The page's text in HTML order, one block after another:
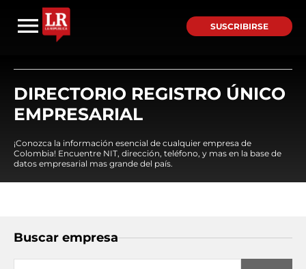
SUSCRIBIRSE
DIRECTORIO REGISTRO ÚNICO
EMPRESARIAL
¡Conozca la información esencial de cualquier empresa de
Colombia! Encuentre NIT, dirección, teléfono, y mas en la base de
datos empresarial mas grande del país.
Buscar empresa